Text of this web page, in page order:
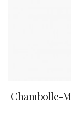
Chambolle-